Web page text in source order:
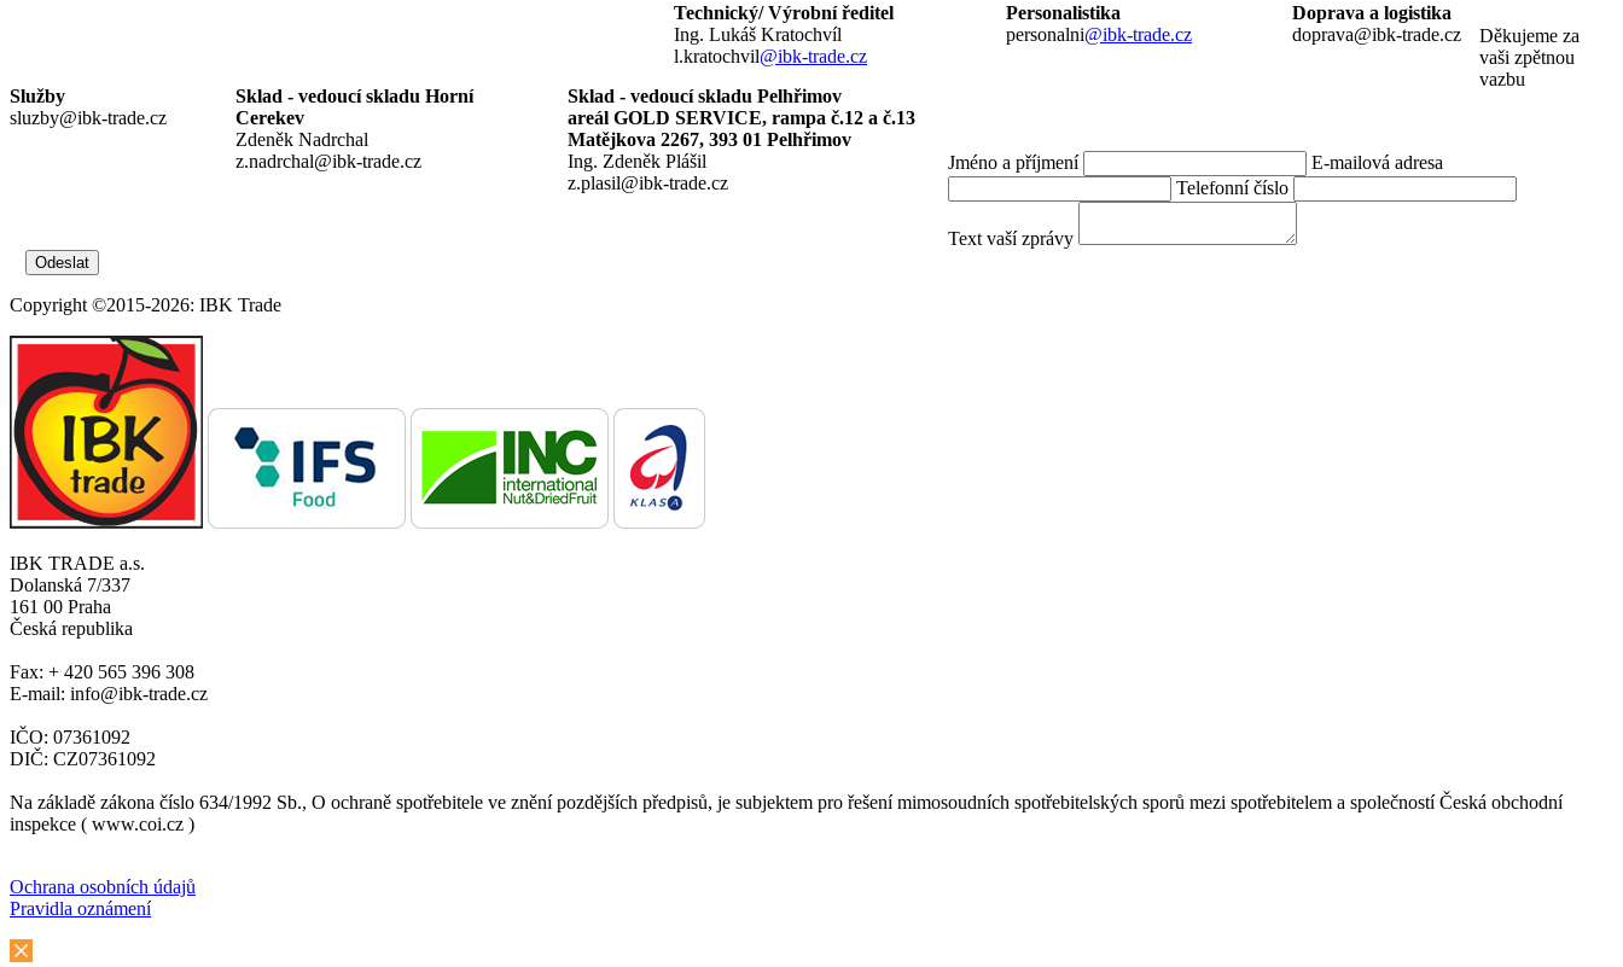
Technický/ Výrobní ředitel
Ing. Lukáš Kratochvíl
l.kratochvil@ibk-trade.cz
Personalistika
personalni@ibk-trade.cz
Doprava a logistika
doprava@ibk-trade.cz
Služby
sluzby@ibk-trade.cz
Sklad - vedoucí skladu Horní
Cerekev
Zdeněk Nadrchal
z.nadrchal@ibk-trade.cz
Sklad - vedoucí skladu Pelhřimov
areál GOLD SERVICE, rampa č.12 a č.13
Matějkova 2267, 393 01 Pelhřimov
Ing. Zdeněk Plášil
z.plasil@ibk-trade.cz
Děkujeme za
vaši zpětnou
vazbu
Jméno a příjmení
E-mailová adresa
Telefonní číslo
Text vaší zprávy
Copyright ©2015-2026: IBK Trade
IBK TRADE a.s.
Dolanská 7/337
161 00 Praha
Česká republika
Fax: + 420 565 396 308
E-mail: info@ibk-trade.cz
IČO: 07361092
DIČ: CZ07361092
Na základě zákona číslo 634/1992 Sb., O ochraně spotřebitele ve znění pozdějších předpisů, je subjektem pro řešení mimosoudních spotřebitelských sporů mezi spotřebitelem a společností Česká obchodní
inspekce ( www.coi.cz )
Ochrana osobních údajů
Pravidla oznámení